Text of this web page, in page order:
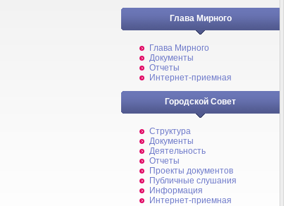
Глава Мирного
Глава Мирного
Документы
Отчеты
Интернет-приемная
Городской Совет
Структура
Документы
Деятельность
Отчеты
Проекты документов
Публичные слушания
Информация
Интернет-приемная